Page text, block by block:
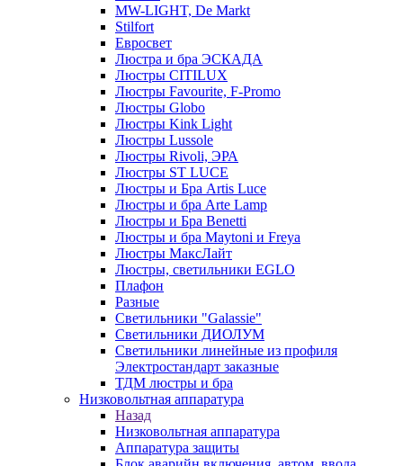
MW-LIGHT, De Markt
Stilfort
Евросвет
Люстра и бра ЭСКАДА
Люстры CITILUX
Люстры Favourite, F-Promo
Люстры Globo
Люстры Kink Light
Люстры Lussole
Люстры Rivoli, ЭРА
Люстры ST LUCE
Люстры и Бра Artis Luce
Люстры и бра Arte Lamp
Люстры и Бра Benetti
Люстры и бра Maytoni и Freya
Люстры МаксЛайт
Люстры, светильники EGLO
Плафон
Разные
Светильники "Galassie"
Светильники ДИОЛУМ
Светильники линейные из профиля
Электростандарт заказные
ТДМ люстры и бра
Низковольтная аппаратура
Назад
Низковольтная аппаратура
Аппаратура защиты